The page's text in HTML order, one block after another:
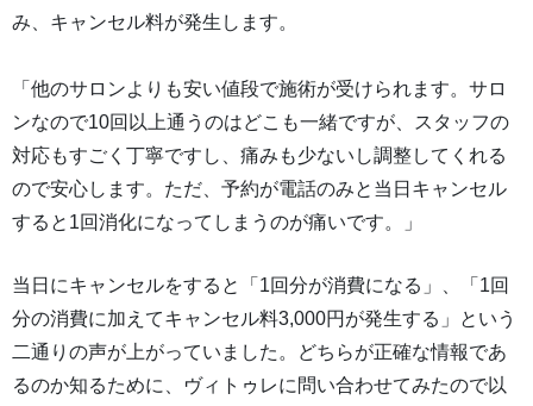
み、キャンセル料が発生します。
「他のサロンよりも安い値段で施術が受けられます。サロ
ンなので10回以上通うのはどこも一緒ですが、スタッフの
対応もすごく丁寧ですし、痛みも少ないし調整してくれる
ので安心します。ただ、予約が電話のみと当日キャンセル
すると1回消化になってしまうのが痛いです。」
当日にキャンセルをすると「1回分が消費になる」、「1回
分の消費に加えてキャンセル料3,000円が発生する」という
二通りの声が上がっていました。どちらが正確な情報であ
るのか知るために、ヴィトゥレに問い合わせてみたので以